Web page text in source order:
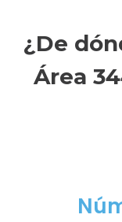
¿De
Área